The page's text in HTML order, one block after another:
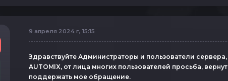
9 апреля 2024 г, 15:15
Здравствуйте Администраторы и пользователи
AUTOMIX, от лица многих пользователей просьба,
поддержать мое обращение.